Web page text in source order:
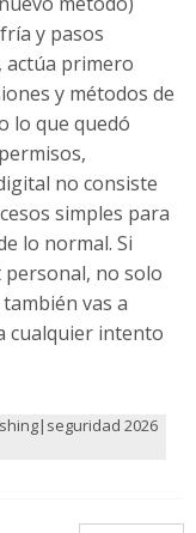
y pasos
actúa primero
y métodos de
lo que quedó
no consiste
simples para
lo normal. Si
no solo
vas a
cualquier intento
2026